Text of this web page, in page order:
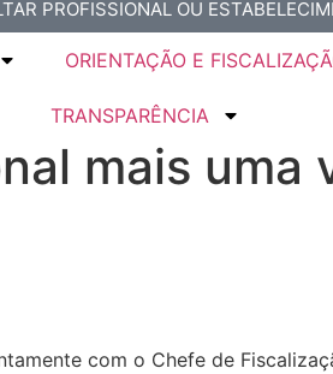
PROFISSIONAL OU
ORIENTAÇÃO E
TRANSPARÊNCIA
mais uma
com o Chefe de